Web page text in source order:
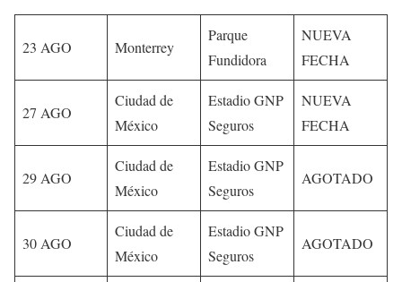
23 AGO Monterrey
Parque
Fundidora
NUEVA
FECHA
27 AGO
Ciudad de
México
Estadio GNP
Seguros
NUEVA
FECHA
29 AGO
Ciudad de
México
Estadio GNP
Seguros
AGOTADO
30 AGO
Ciudad de
México
Estadio GNP
Seguros
AGOTADO